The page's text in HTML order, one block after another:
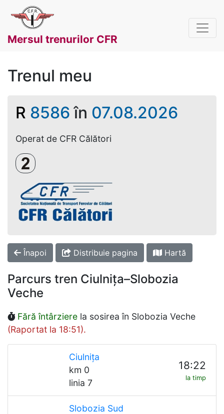
Mersul trenurilor CFR
Trenul meu
R 8586în 07.08.2026
Operat de CFR Călători
Clasa a 2-a
Înapoi Distribuie pagina Hartă
Parcurs tren Ciulnița–Slobozia
Veche
Fără întârziere la sosirea în Slobozia Veche
(Raportat la 18:51).
Ciulnița
km 0
linia 7
18:22
la timp
Slobozia Sud